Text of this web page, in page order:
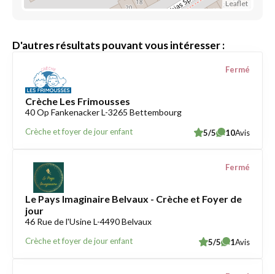
Leaflet
D'autres résultats pouvant vous intéresser :
Crèche Les Frimousses
40 Op Fankenacker L-3265 Bettembourg
Crèche et foyer de jour enfant
Fermé
5/5 10Avis
Le Pays Imaginaire Belvaux - Crèche et Foyer de
jour
46 Rue de l'Usine L-4490 Belvaux
Crèche et foyer de jour enfant
Fermé
5/5 1Avis